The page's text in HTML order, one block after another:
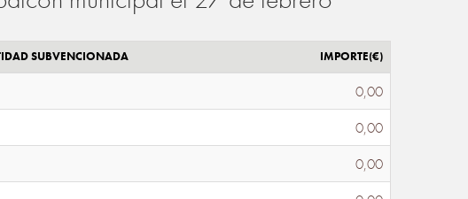
SUBVENCIONADA IMPORTE(€)
0,00
0,00
0,00